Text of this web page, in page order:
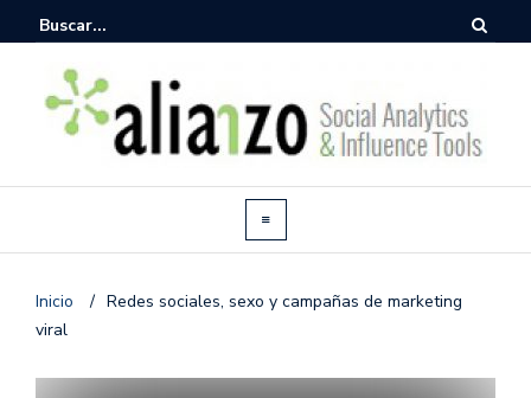
Inicio / Redes sociales, sexo y campañas de marketing
viral